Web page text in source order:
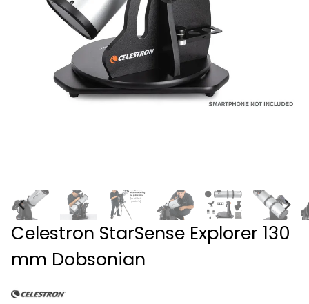
Celestron StarSense Explorer 130
mm Dobsonian